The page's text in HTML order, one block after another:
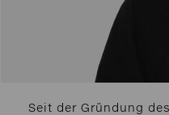
Seit der Gründung